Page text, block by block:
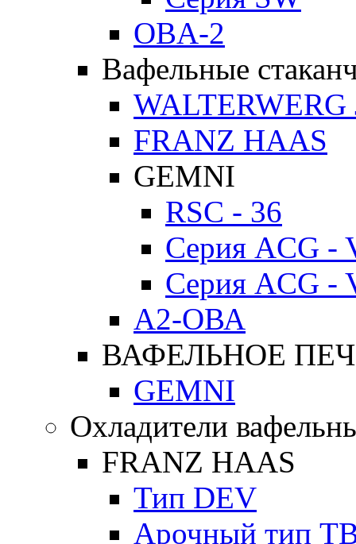
OBA-2
Вафельные
WALTERWERG
FRANZ HAAS
GEMNI
RSC - 36
Серия ACG -
Серия ACG -
А2-ОВА
ВАФЕЛЬНОЕ
GEMNI
Охладители
FRANZ HAAS
Тип DEV
Арочный тип